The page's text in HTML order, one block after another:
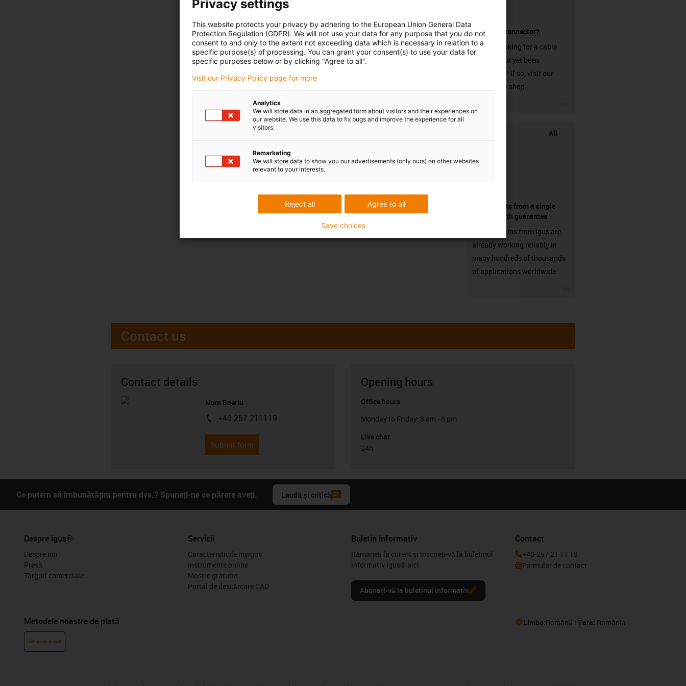
without a connector?
Are you looking for a cable
that has not yet been
harnessed? If so, visit our
chainflex® shop.
All
components from a single
source - with guarantee
Energy chains from igus are
already working reliably in
many hundreds of thousands
of applications worldwide.
Contact us
Contact details
Nora Boeriu
igus-icon-phone
+40 257 211119
Submit form
Opening hours
Office hours
Monday to Friday: 8 am - 8 pm
Live chat
24h
Ce putem să îmbunătățim pentru dvs.? Spuneți-ne ce părere aveți. Laudă și critică
Despre igus®
Despre noi
Presă
Târguri comerciale
Metodele noastre de plată
Cumpărați în cont
Servicii
Caracteristicile myigus
Instrumente online
Mostre gratuite
Portal de descărcare CAD
Buletin informativ
Rămâneți la curent și înscrieți-vă la buletinul
informativ igus® aici.
Abonați-vă la buletinul informativ
Contact
+40-257 21 11 19
Formular de contact
Limba:Română Țara: România
Privacy settings
This website protects your privacy by adhering to the European Union General Data
Protection Regulation (GDPR). We will not use your data for any purpose that you do not
consent to and only to the extent not exceeding data which is necessary in relation to a
specific purpose(s) of processing. You can grant your consent(s) to use your data for
specific purposes below or by clicking "Agree to all".
Visit our Privacy Policy page for more
Analytics
We will store data in an aggregated form about visitors and their experiences on
our website. We use this data to fix bugs and improve the experience for all
visitors.
Remarketing
We will store data to show you our advertisements (only ours) on other websites
relevant to your interests.
Agree to all
Reject all
Save choices